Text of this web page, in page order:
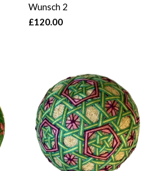
Wunsch 2
£120.00